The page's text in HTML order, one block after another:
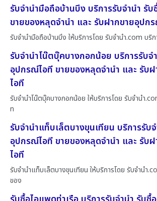
รับจำนำมือถือบ้านบึง บริการรับจำนำ รั
ขายของหลุดจำนำ และ รับฝากขายอุปก
รับจำนำมือถือบ้านบึง ให้บริการโดย รับจํานํา.com บริ
รับจำนำโน๊ตบุ๊คบางกอกน้อย บริการรับจ
อุปกรณ์ไอที ขายของหลุดจำนำ และ รับ
ไอที
รับจำนำโน๊ตบุ๊คบางกอกน้อย ให้บริการโดย รับจํานํา
ท
รับจำนำแท็บเล็ตบางขุนเทียน บริการรับ
อุปกรณ์ไอที ขายของหลุดจำนำ และ รับ
ไอที
รับจำนำแท็บเล็ตบางขุนเทียน ให้บริการโดย รับจํานํา
ของ